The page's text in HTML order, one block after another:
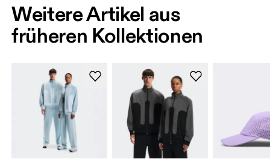
Weitere Artikel aus
früheren Kollektionen